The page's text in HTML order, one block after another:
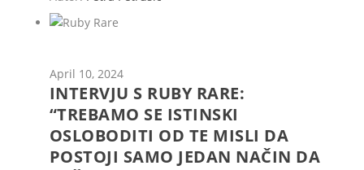
April 10, 2024
INTERVJU S RUBY RARE:
“TREBAMO SE ISTINSKI
OSLOBODITI OD TE MISLI DA
POSTOJI SAMO JEDAN NAČIN DA